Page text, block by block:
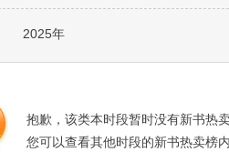
食品
手机
2025年
抱歉，该类本时段暂时没有新书热卖
您可以查看其他时段的新书热卖榜内